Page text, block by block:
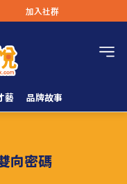
加入社群
藝 品牌故事
向密碼